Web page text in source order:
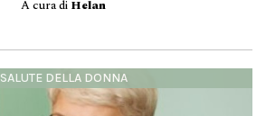
A cura di Helan
SALUTE DELLA DONNA